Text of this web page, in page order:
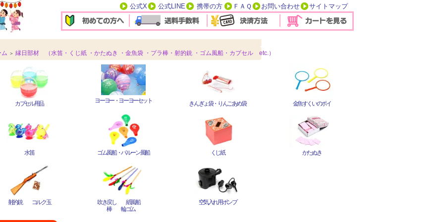
公式X 公式LINE 携帯の方 ＦＡＱ お問い合わせ サイトマップ
ム ＞ 縁日部材 （水笛・くじ紙 ・かたぬき ・金魚袋 ・プラ棒・射的銃 ・ゴム風船・カプセル etc.）
カプセル用品 ヨーヨー・ヨーヨーセット きんぎょ袋・りんごあめ袋 金魚すくいのポイ
水笛 ゴム風船・バルーン風船 くじ紙 かたぬき
射的銃 コルク玉
吹き戻し 紙風船
棒 輪ゴム
空気入れ用ポンプ